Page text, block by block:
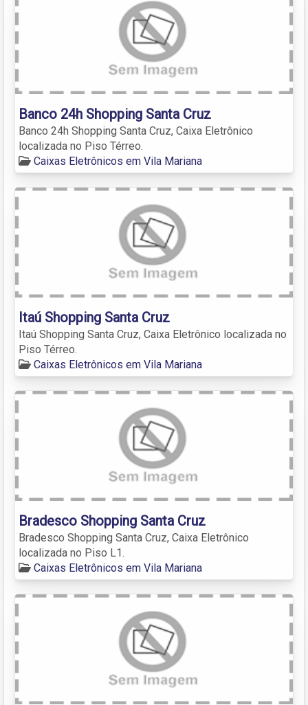
Banco 24h Shopping Santa Cruz
Banco 24h Shopping Santa Cruz, Caixa Eletrônico
localizada no Piso Térreo.
Caixas Eletrônicos em Vila Mariana
Itaú Shopping Santa Cruz
Itaú Shopping Santa Cruz, Caixa Eletrônico localizada no
Piso Térreo.
Caixas Eletrônicos em Vila Mariana
Bradesco Shopping Santa Cruz
Bradesco Shopping Santa Cruz, Caixa Eletrônico
localizada no Piso L1.
Caixas Eletrônicos em Vila Mariana